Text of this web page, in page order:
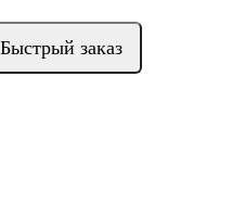
Быстрый заказ